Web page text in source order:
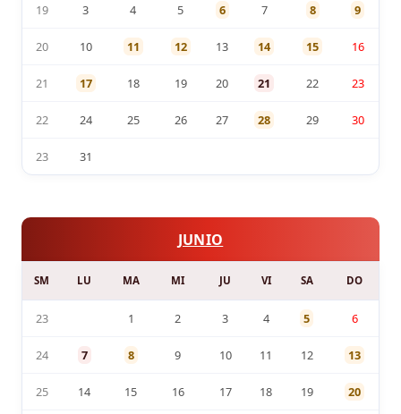
19 3 4 5 6 7 8 9
20 10 11 12 13 14 15 16
21 17 18 19 20 21 22 23
22 24 25 26 27 28 29 30
23 31
JUNIO
SM LU MA MI JU VI SA DO
23 1 2 3 4 5 6
24 7 8 9 10 11 12 13
25 14 15 16 17 18 19 20